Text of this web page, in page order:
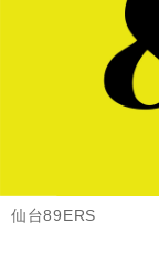
仙台89ERS